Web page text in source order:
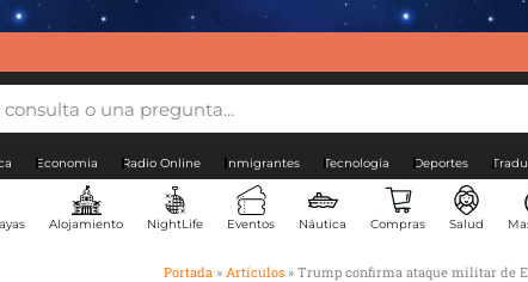
Economia Radio Online Inmigrantes Tecnología Deportes
Alojamiento NightLife Eventos Náutica Compras Salud
Portada » Artículos » Trump confirma ataque militar de